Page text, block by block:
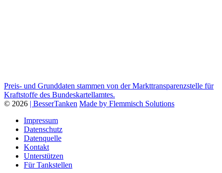
Preis- und Grunddaten stammen von der Markttransparenzstelle für
Kraftstoffe des Bundeskartellamtes.
© 2026 | BesserTanken Made by Flemmisch Solutions
Impressum
Datenschutz
Datenquelle
Kontakt
Unterstützen
Für Tankstellen